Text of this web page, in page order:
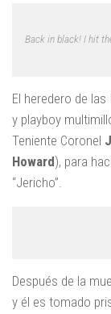
Back in black! I hit
El heredero de
y playboy
Teniente Coronel
Howard), para
“Jericho”.
Después de la
y él es tomado